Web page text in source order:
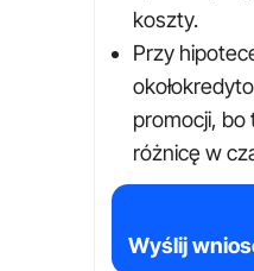
koszty.
Przy
promocji, bo
różnicę w
Wyślij